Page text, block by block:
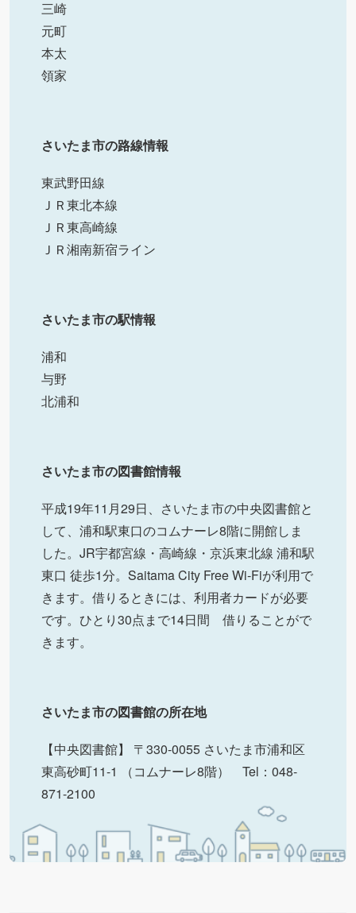
三崎
元町
本太
領家
さいたま市の路線情報
東武野田線
ＪＲ東北本線
ＪＲ東高崎線
ＪＲ湘南新宿ライン
さいたま市の駅情報
浦和
与野
北浦和
さいたま市の図書館情報
平成19年11月29日、さいたま市の中央図書館と
して、浦和駅東口のコムナーレ8階に開館しま
した。JR宇都宮線・高崎線・京浜東北線 浦和駅
東口 徒歩1分。Saitama City Free Wi-Fiが利用で
きます。借りるときには、利用者カードが必要
です。ひとり30点まで14日間 借りることがで
きます。
さいたま市の図書館の所在地
【中央図書館】 〒330-0055 さいたま市浦和区
東高砂町11-1 （コムナーレ8階） Tel：048-
871-2100